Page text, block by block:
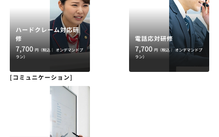
ハードクレーム対応研
修
7,700円（税込｜ オンデマンドプ
ラン）
電話応対研修
7,700円（税込｜ オンデマンドプ
ラン）
[コミュニケーション]